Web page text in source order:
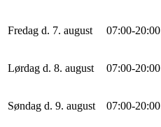
Fredag d. 7. august 07:00-20:00
Lørdag d. 8. august 07:00-20:00
Søndag d. 9. august 07:00-20:00